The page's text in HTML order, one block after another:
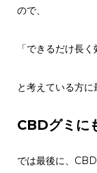
ので、
「できるだけ長
と考えている方に
CBDグミに
では最後に、